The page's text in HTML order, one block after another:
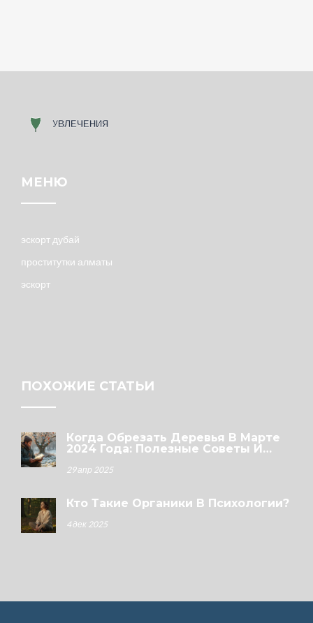
МЕНЮ
эскорт дубай
проститутки алматы
эскорт
ПОХОЖИЕ СТАТЬИ
Когда Обрезать Деревья В Марте
2024 Года: Полезные Советы И
29 апр 2025
Кто Такие Органики В Психологии?
4 дек 2025